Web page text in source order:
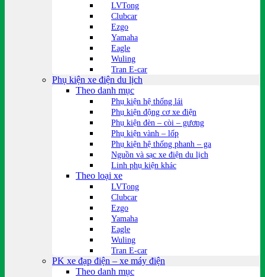
LVTong
Clubcar
Ezgo
Yamaha
Eagle
Wuling
Tran E-car
Phụ kiện xe điện du lịch
Theo danh mục
Phụ kiện hệ thống lái
Phụ kiện động cơ xe điện
Phụ kiện đèn – còi – gương
Phụ kiện vành – lốp
Phụ kiện hệ thống phanh – ga
Nguồn và sạc xe điện du lịch
Linh phụ kiện khác
Theo loại xe
LVTong
Clubcar
Ezgo
Yamaha
Eagle
Wuling
Tran E-car
PK xe đạp điện – xe máy điện
Theo danh mục